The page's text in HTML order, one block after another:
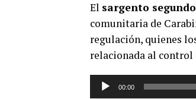
audio
El sargento
comunitaria de
regulación, quienes
relacionada al
Reproductor
00:00